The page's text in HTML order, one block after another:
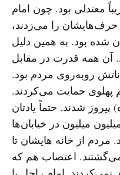
معتدلی بود. چون امام
حرف‌هایشان را می‌زدند،
شده بود. به همین دلیل
آن همه قدرت در مقابل
روبه‌روی مردم بود.
پهلوی حمایت می‌کردند.
شدند. حتماً یادتان
میلیون در خیابان‌ها
مردم از خانه هایشان تا
اعتصاب هم که